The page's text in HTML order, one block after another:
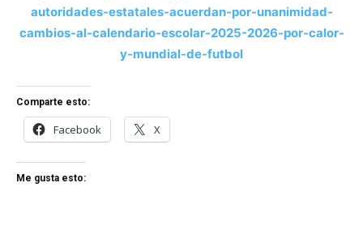
autoridades-estatales-acuerdan-por-unanimidad-
cambios-al-calendario-escolar-2025-2026-por-calor-
y-mundial-de-futbol
Comparte esto:
Facebook X
Me gusta esto: